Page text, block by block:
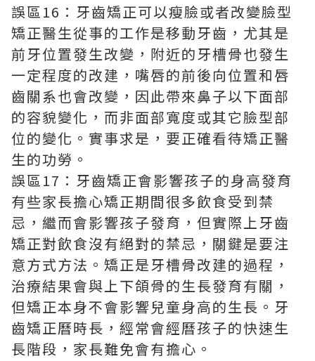
誤區16：牙齒矯正可以瘦臉或者改變臉型
矯正醫生從事的工作是移動牙齒，尤其是
前牙位置發生改變，附近的牙槽骨也發生
一定程度的改建，嘴唇的前後向位置和唇
齒關系也會改變，因此帶來鼻子以下面部
的容貌變化，而非面部寬度或其它臉型部
位的變化。實事求是，要正確看待矯正醫
生的功勞。
誤區17：牙齒矯正會影響孩子的身高發育
有些家長擔心矯正期間很多飲食受到禁
忌，繼而會影響孩子發育，但實際上牙齒
矯正對飲食沒有絕對的禁忌，關鍵是要注
意方式方法。矯正是牙槽骨改建的過程，
治療結果會與上下頜骨的生長發育有關，
但矯正本身不會影響兒童身高的生長。牙
齒矯正曆時長，經常會經曆孩子的快速生
長階段，家長難免會有擔心。